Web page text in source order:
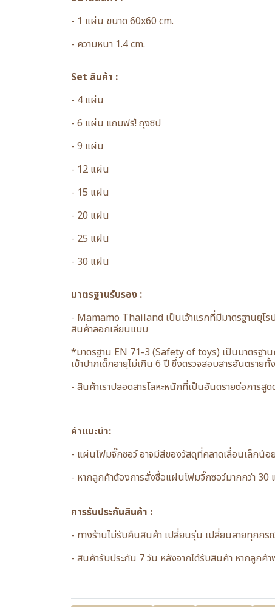
- 1 แผ่น ขนาด 60x60 cm.
- ความหนา 1.4 cm.
Set สินค้า :
- 4 แผ่น
- 6 แผ่น แถมฟรี! ถุงซิป
- 9 แผ่น
- 12 แผ่น
- 15 แผ่น
- 20 แผ่น
- 25 แผ่น
- 30 แผ่น
มาตรฐานรับรอง :
- Mamamo Thailand เป็นเจ้าแรกที่มีมาตรฐานยุโ
สินค้าลอกเลียนแบบ
*มาตรฐาน EN 71-3 (Safety of toys) เป็นมาตรฐา
เข้าปากเด็กอายุไม่เกิน 6 ปี ซึ่งตรวจสอบสารอันตรา
- สินค้าเราปลอดสารโลหะหนักที่เป็นอันตรายต่อการ
คำแนะนำ:
- แผ่นโฟมจิ๊กซอว์ อาจมีสีของวัสดุที่คลาดเลื่อนเล็กน้
- หากลูกค้าต้องการสั่งซื้อแผ่นโฟมจิ๊กซอว์มากกว่า 30
การรับประกันสินค้า :
- ทางร้านไม่รับคืนสินค้า เปลี่ยนรุ่น เปลี่ยนลายทุกก
- สินค้ารับประกัน 7 วัน หลังจากได้รับสินค้า หากลูกค้